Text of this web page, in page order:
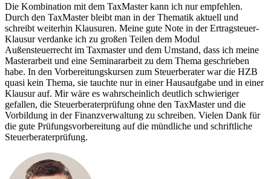
Die Kombination mit dem TaxMaster kann ich nur empfehlen.
Durch den TaxMaster bleibt man in der Thematik aktuell und
schreibt weiterhin Klausuren. Meine gute Note in der Ertragsteuer-
Klausur verdanke ich zu großen Teilen dem Modul
Außensteuerrecht im Taxmaster und dem Umstand, dass ich meine
Masterarbeit und eine Seminararbeit zu dem Thema geschrieben
habe. In den Vorbereitungskursen zum Steuerberater war die HZB
quasi kein Thema, sie tauchte nur in einer Hausaufgabe und in einer
Klausur auf. Mir wäre es wahrscheinlich deutlich schwieriger
gefallen, die Steuerberaterprüfung ohne den TaxMaster und die
Vorbildung in der Finanzverwaltung zu schreiben. Vielen Dank für
die gute Prüfungsvorbereitung auf die mündliche und schriftliche
Steuerberaterprüfung.